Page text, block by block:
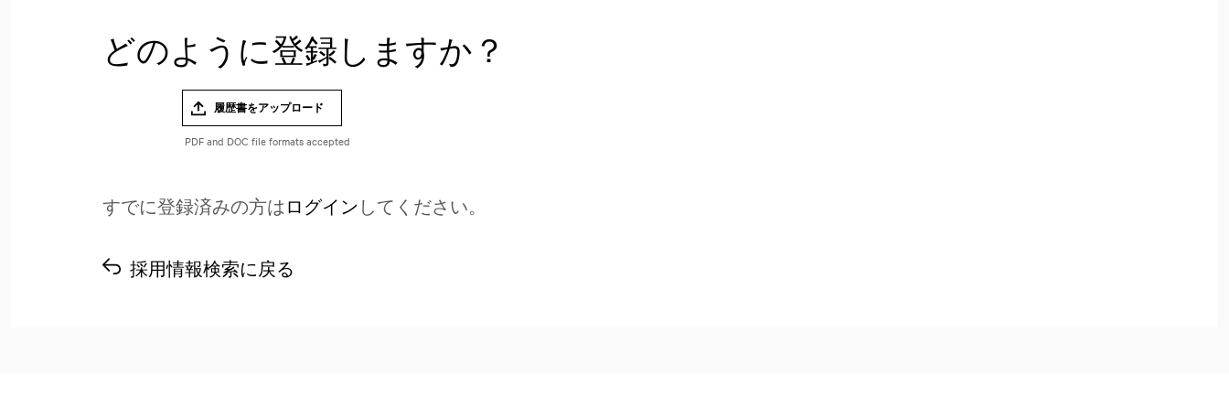
どのように登録しますか？
履歴書をアップロード
すでに登録済みの方は ログイン してください。
採用情報検索に戻る